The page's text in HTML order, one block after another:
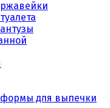
для выпечки